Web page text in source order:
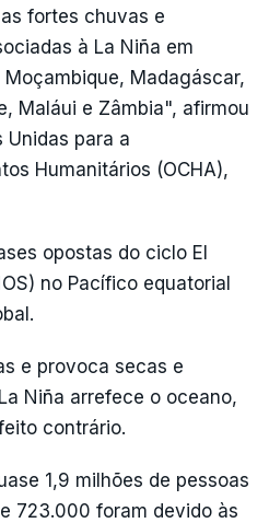
fortes chuvas e
à La Niña em
Madagáscar,
Maláui e Zâmbia", afirmou
Unidas para a
Humanitários (OCHA),
opostas do ciclo El
no Pacífico equatorial
e provoca secas e
Niña arrefece o oceano,
contrário.
1,9 milhões de pessoas
723.000 foram devido às